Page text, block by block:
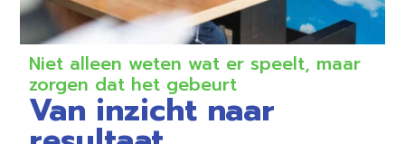
Niet alleen weten wat er speelt, maar
zorgen dat het gebeurt
Van inzicht naar